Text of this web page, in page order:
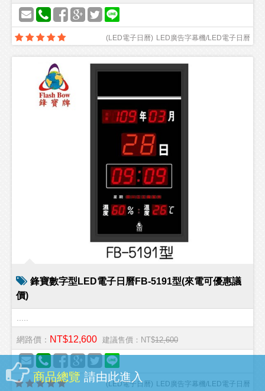
LED廣告字幕機/LED電子日曆
(LED電子日曆)
鋒寶數字型LED電子日曆FB-5191型(來電可優惠議
價)
網路價： NT$12,600 建議售價：NT$12,600
LED廣告字幕機/LED電子日曆
(LED電子日曆)
商品總覽 請由此進入